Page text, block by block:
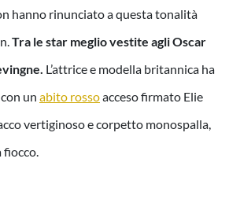
hanno rinunciato a questa tonalità
Tra le star meglio vestite agli Oscar
L’attrice e modella britannica ha
un abito rossoacceso firmato Elie
vertiginoso e corpetto monospalla,
fiocco.